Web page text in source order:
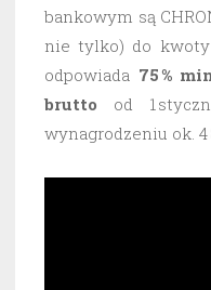
bankowym są
nie tylko) do kwoty
odpowiada 75 %
brutto od 1
wynagrodzeniu ok. 4